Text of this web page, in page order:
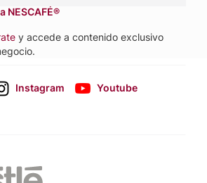
NESCAFÉ®
y accede a contenido exclusivo
Instagram
Youtube